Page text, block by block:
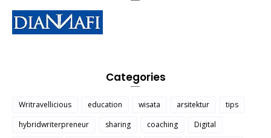
Categories
Writravellicious education wisata arsitektur
tips
hybridwriterpreneur
sharing coaching
Digital